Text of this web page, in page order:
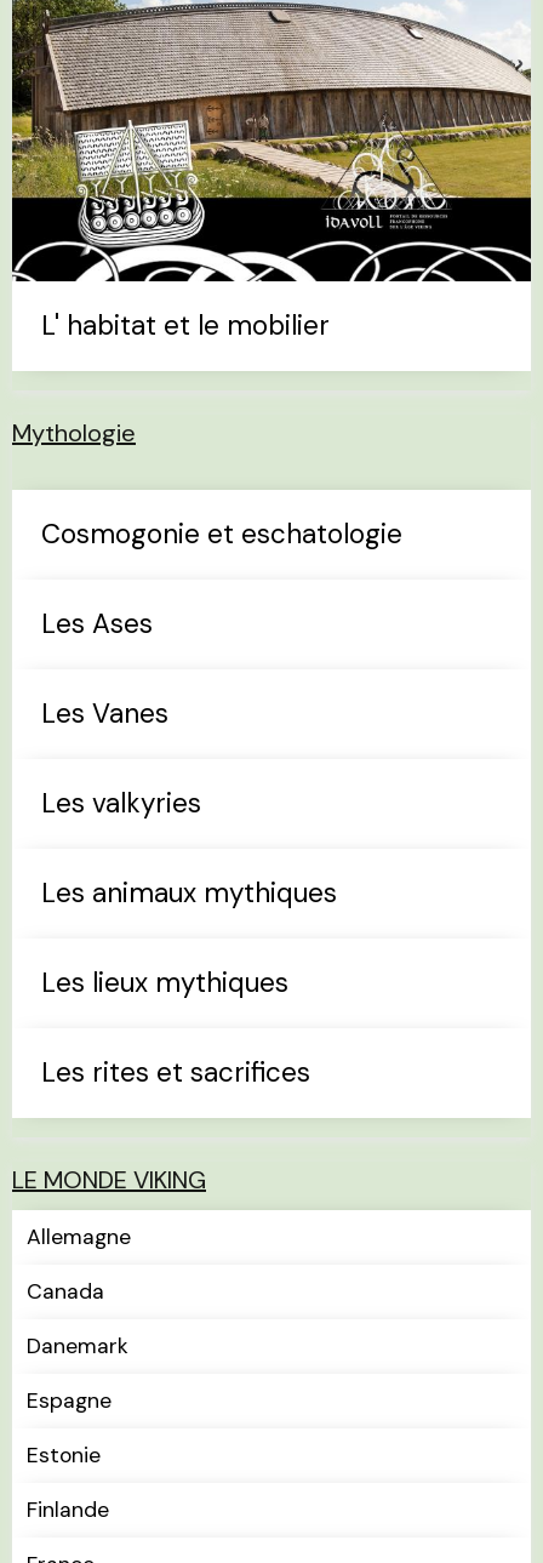
L' habitat et le mobilier
Mythologie
Cosmogonie et eschatologie
Les Ases
Les Vanes
Les valkyries
Les animaux mythiques
Les lieux mythiques
Les rites et sacrifices
LE MONDE VIKING
Allemagne
Canada
Danemark
Espagne
Estonie
Finlande